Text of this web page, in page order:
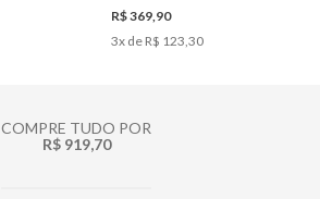
R$ 369,90
3x de R$ 123,30
COMPRE TUDO POR
R$ 919,70